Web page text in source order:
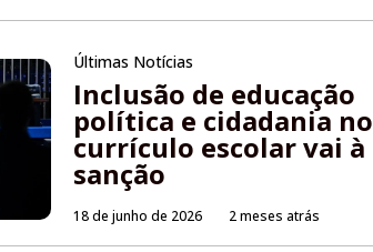
Últimas Notícias
Inclusão de educação
política e cidadania no
currículo escolar vai à
sanção
18 de junho de 2026 2 meses atrás